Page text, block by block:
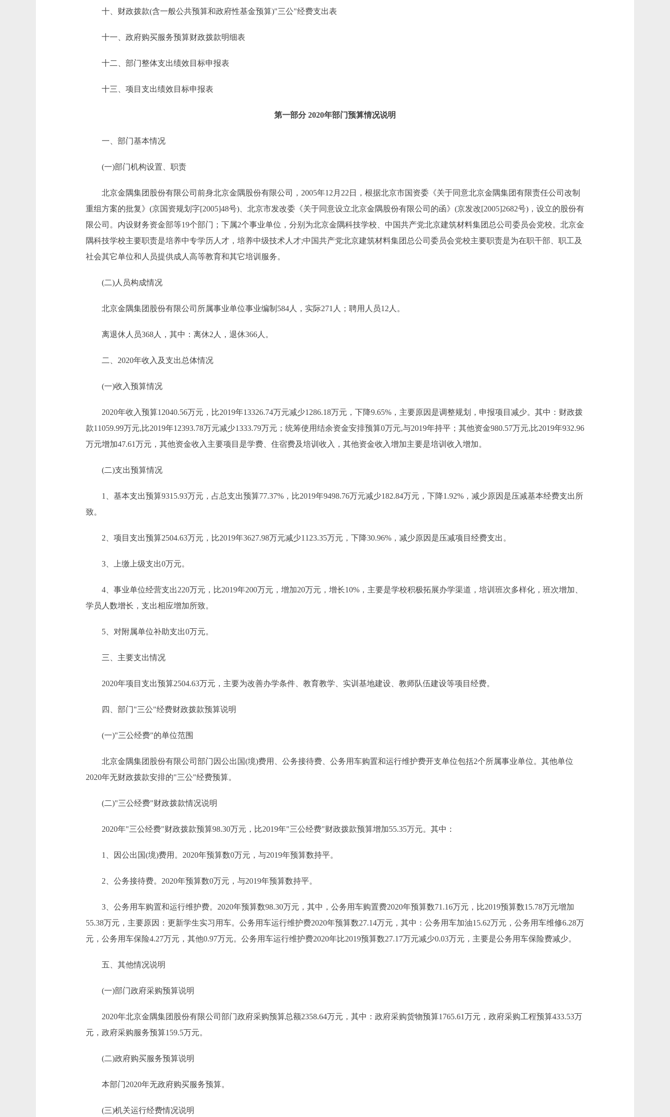
十、财政拨款(含一般公共预算和政府性基金预算)"三公"经费支出表
十一、政府购买服务预算财政拨款明细表
十二、部门整体支出绩效目标申报表
十三、项目支出绩效目标申报表
第一部分 2020年部门预算情况说明
一、部门基本情况
(一)部门机构设置、职责
北京金隅集团股份有限公司前身北京金隅股份有限公司，2005年12月22日，根据北京市国资委《关于同意北京金隅集团有限责任公司改制
重组方案的批复》(京国资规划字[2005]48号)、北京市发改委《关于同意设立北京金隅股份有限公司的函》(京发改[2005]2682号)，设立的股份有
限公司。内设财务资金部等19个部门；下属2个事业单位，分别为北京金隅科技学校、中国共产党北京建筑材料集团总公司委员会党校。北京金
隅科技学校主要职责是培养中专学历人才，培养中级技术人才;中国共产党北京建筑材料集团总公司委员会党校主要职责是为在职干部、职工及
社会其它单位和人员提供成人高等教育和其它培训服务。
(二)人员构成情况
北京金隅集团股份有限公司所属事业单位事业编制584人，实际271人；聘用人员12人。
离退休人员368人，其中：离休2人，退休366人。
二、2020年收入及支出总体情况
(一)收入预算情况
2020年收入预算12040.56万元，比2019年13326.74万元减少1286.18万元，下降9.65%，主要原因是调整规划，申报项目减少。其中：财政拨
款11059.99万元,比2019年12393.78万元减少1333.79万元；统筹使用结余资金安排预算0万元,与2019年持平；其他资金980.57万元,比2019年932.96
万元增加47.61万元，其他资金收入主要项目是学费、住宿费及培训收入，其他资金收入增加主要是培训收入增加。
(二)支出预算情况
1、基本支出预算9315.93万元，占总支出预算77.37%，比2019年9498.76万元减少182.84万元，下降1.92%，减少原因是压减基本经费支出所
致。
2、项目支出预算2504.63万元，比2019年3627.98万元减少1123.35万元，下降30.96%，减少原因是压减项目经费支出。
3、上缴上级支出0万元。
4、事业单位经营支出220万元，比2019年200万元，增加20万元，增长10%，主要是学校积极拓展办学渠道，培训班次多样化，班次增加、
学员人数增长，支出相应增加所致。
5、对附属单位补助支出0万元。
三、主要支出情况
2020年项目支出预算2504.63万元，主要为改善办学条件、教育教学、实训基地建设、教师队伍建设等项目经费。
四、部门"三公"经费财政拨款预算说明
(一)"三公经费"的单位范围
北京金隅集团股份有限公司部门因公出国(境)费用、公务接待费、公务用车购置和运行维护费开支单位包括2个所属事业单位。其他单位
2020年无财政拨款安排的"三公"经费预算。
(二)"三公经费"财政拨款情况说明
2020年"三公经费"财政拨款预算98.30万元，比2019年"三公经费"财政拨款预算增加55.35万元。其中：
1、因公出国(境)费用。2020年预算数0万元，与2019年预算数持平。
2、公务接待费。2020年预算数0万元，与2019年预算数持平。
3、公务用车购置和运行维护费。2020年预算数98.30万元，其中，公务用车购置费2020年预算数71.16万元，比2019预算数15.78万元增加
55.38万元，主要原因：更新学生实习用车。公务用车运行维护费2020年预算数27.14万元，其中：公务用车加油15.62万元，公务用车维修6.28万
元，公务用车保险4.27万元，其他0.97万元。公务用车运行维护费2020年比2019预算数27.17万元减少0.03万元，主要是公务用车保险费减少。
五、其他情况说明
(一)部门政府采购预算说明
2020年北京金隅集团股份有限公司部门政府采购预算总额2358.64万元，其中：政府采购货物预算1765.61万元，政府采购工程预算433.53万
元，政府采购服务预算159.5万元。
(二)政府购买服务预算说明
本部门2020年无政府购买服务预算。
(三)机关运行经费情况说明